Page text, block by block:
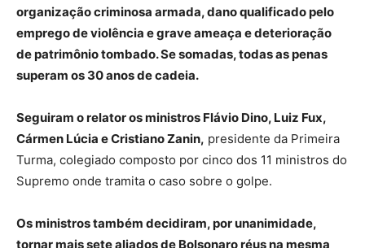
organização criminosa armada, dano qualificado pelo
emprego de violência e grave ameaça e deterioração
de patrimônio tombado. Se somadas, todas as penas
superam os 30 anos de cadeia.
Seguiram o relator os ministros Flávio Dino, Luiz Fux,
Cármen Lúcia e Cristiano Zanin, presidente da Primeira
Turma, colegiado composto por cinco dos 11 ministros do
Supremo onde tramita o caso sobre o golpe.
Os ministros também decidiram, por unanimidade,
tornar mais sete aliados de Bolsonaro réus na mesma